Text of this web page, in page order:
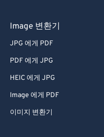
Image 변환기
JPG 에게 PDF
PDF 에게 JPG
HEIC 에게 JPG
Image 에게 PDF
이미지 변환기